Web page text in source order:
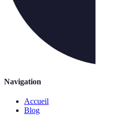
Navigation
Accueil
Blog